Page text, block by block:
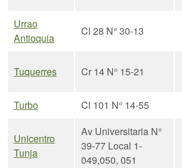
Urrao
Antioquia
Cl 28 N° 30-13
Tuquerres Cr 14 N° 15-21
Turbo
Cl 101 N° 14-55
Unicentro
Tunja
Av Universitaria N°
39-77 Local 1-
049,050, 051